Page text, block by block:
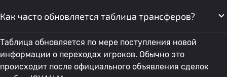
Как часто обновляется таблица трансферов?
Таблица обновляется по мере поступления новой
информации о переходах игроков. Обычно это
происходит после официального объявления сделок